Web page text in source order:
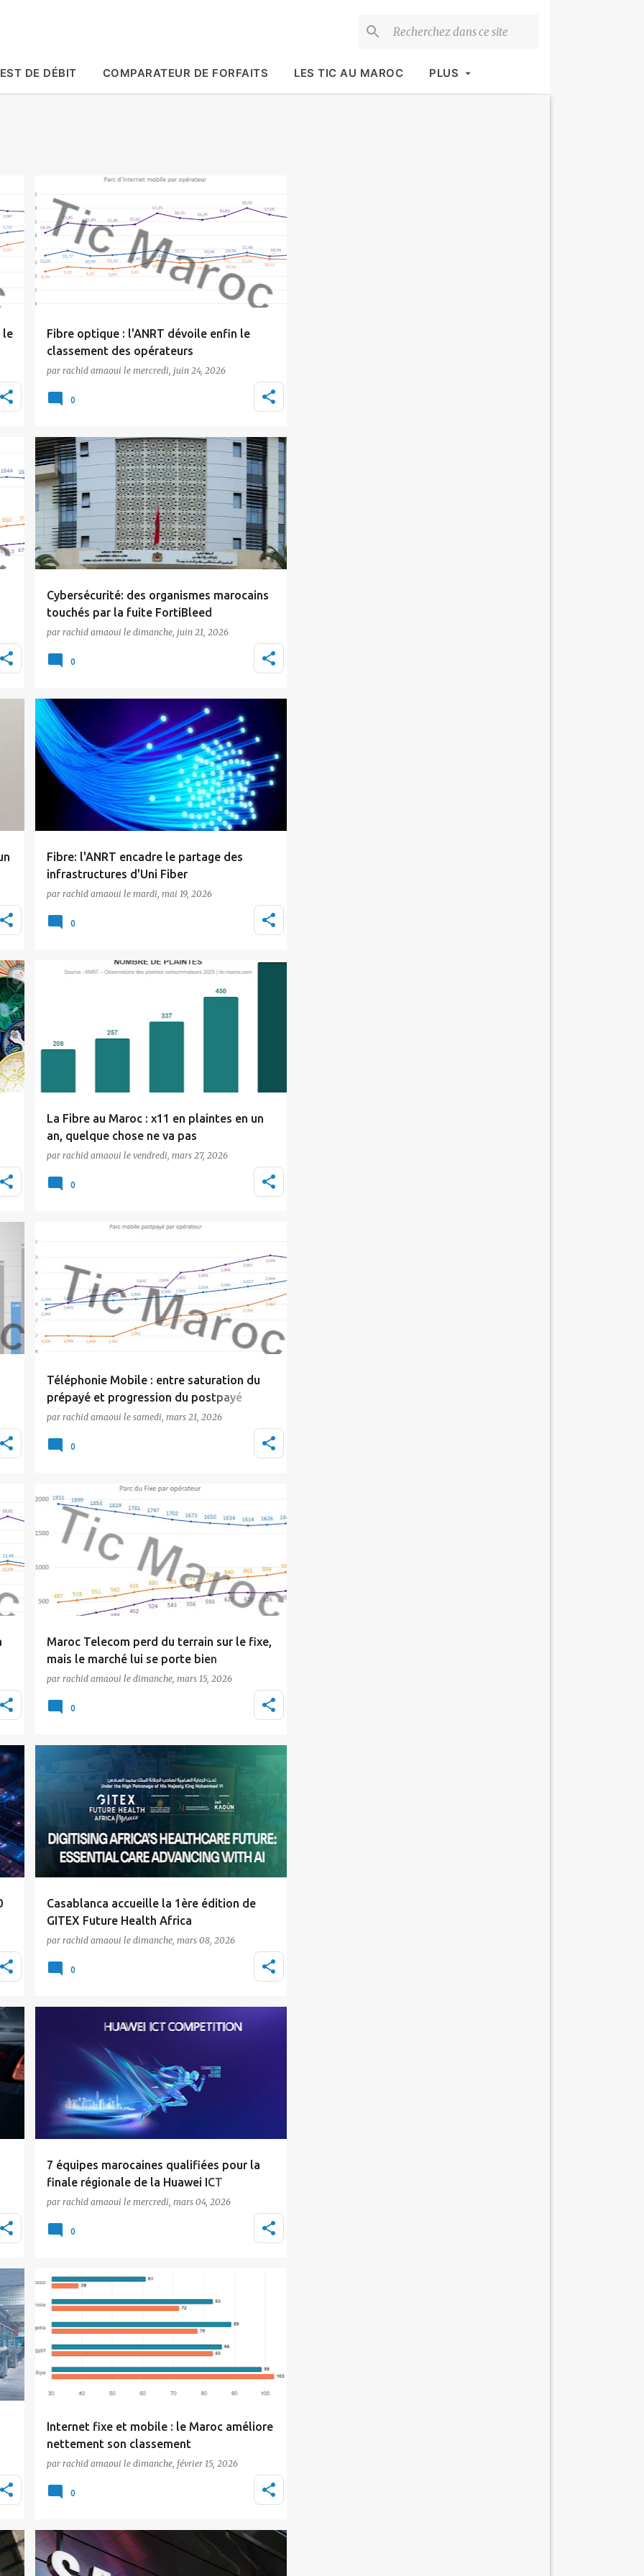
DE DÉBIT COMPARATEUR DE FORFAITS LES TIC AU MAROC PLUS
le
Fibre optique : l'ANRT dévoile enfin le
classement des opérateurs
Les données publiées par l'ANRT au titre du
premier trimestre 2026 font état d'un parc
par rachid amaoui le mercredi, juin 24, 2026
Actualité
0
Cybersécurité: des organismes marocains
touchés par la fuite FortiBleed
Le maCERT, centre de veille et de réaction aux
cyberattaques relevant de la Direction
par rachid amaoui le dimanche, juin 21, 2026
Actualité Cybersécurité Tic Maroc
0
Fibre: l'ANRT encadre le partage des
infrastructures d'Uni Fiber
L'Agence Nationale de Réglementation des
Télécommunications (ANRT) vient de publier
par rachid amaoui le mardi, mai 19, 2026
Actualité Fibre Optique Tic Maroc
0
La Fibre au Maroc : x11 en plaintes en un
an, quelque chose ne va pas
L'ANRT, Agence Nationale de Réglementation
des Télécommunications, a publié son
par rachid amaoui le vendredi, mars 27, 2026
0
Téléphonie Mobile : entre saturation du
prépayé et progression du postpayé
Le marché marocain de la téléphonie mobile
poursuit sa progression, mais à un rythme
par rachid amaoui le samedi, mars 21, 2026
0
Maroc Telecom perd du terrain sur le fixe,
mais le marché lui se porte bien
clôture l'année 2025 en bonne forme. A fin
par rachid amaoui le dimanche, mars 15, 2026
Actualité inwi Maroc Telecom
0
Casablanca accueille la 1ère édition de
GITEX Future Health Africa
Le Maroc franchit un cap dans sa stratégie de
santé numérique. La première édition de
par rachid amaoui le dimanche, mars 08, 2026
0
7 équipes marocaines qualifiées pour la
finale régionale de la Huawei ICT
Competition 2025-2026
La phase nationale de la Huawei ICT
par rachid amaoui le mercredi, mars 04, 2026
Huawei Tic Maroc
0
Internet fixe et mobile : le Maroc améliore
nettement son classement
remarquable en 2025 dans le domaine de la
par rachid amaoui le dimanche, février 15, 2026
Actualité
0
Actualité Samsung Tic Maroc